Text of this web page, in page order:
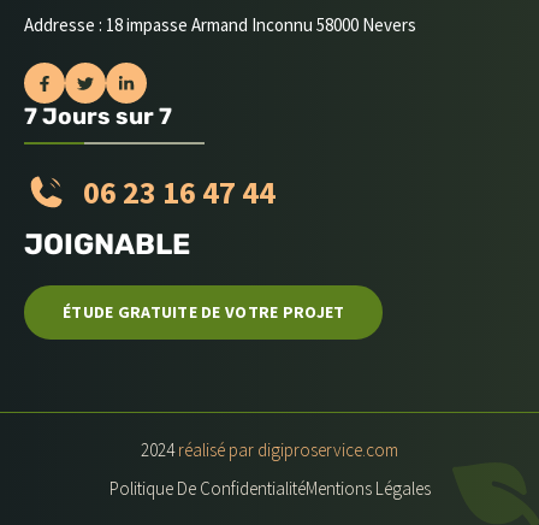
Addresse : 18 impasse Armand Inconnu 58000 Nevers
7 Jours sur 7
06 23 16 47 44
JOIGNABLE
ÉTUDE GRATUITE DE VOTRE PROJET
2024réalisé par digiproservice.com
Politique De ConfidentialitéMentions Légales